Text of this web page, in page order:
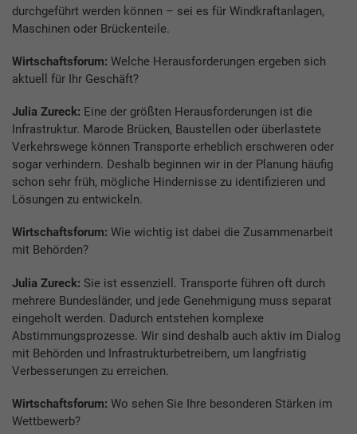
durchgeführt werden können – sei es für Windkraftanlagen,
Maschinen oder Brückenteile.
Wirtschaftsforum: Welche Herausforderungen ergeben sich
aktuell für Ihr Geschäft?
Julia Zureck: Eine der größten Herausforderungen ist die
Infrastruktur. Marode Brücken, Baustellen oder überlastete
Verkehrswege können Transporte erheblich erschweren oder
sogar verhindern. Deshalb beginnen wir in der Planung häufig
schon sehr früh, mögliche Hindernisse zu identifizieren und
Lösungen zu entwickeln.
Wirtschaftsforum: Wie wichtig ist dabei die Zusammenarbeit
mit Behörden?
Julia Zureck: Sie ist essenziell. Transporte führen oft durch
mehrere Bundesländer, und jede Genehmigung muss separat
eingeholt werden. Dadurch entstehen komplexe
Abstimmungsprozesse. Wir sind deshalb auch aktiv im Dialog
mit Behörden und Infrastrukturbetreibern, um langfristig
Verbesserungen zu erreichen.
Wirtschaftsforum: Wo sehen Sie Ihre besonderen Stärken im
Wettbewerb?